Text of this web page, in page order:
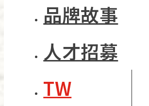
品牌故事
人才招募
TW